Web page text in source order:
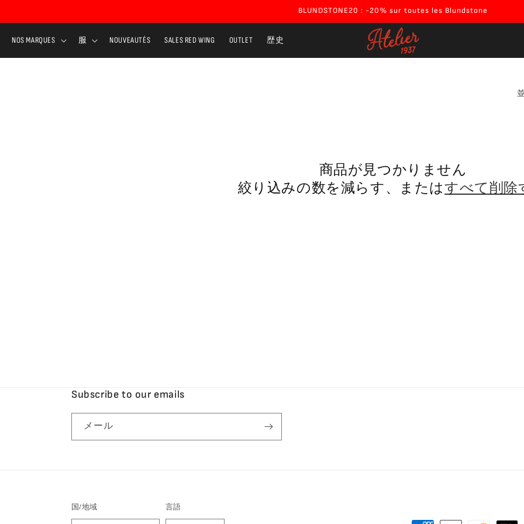
進む
BLUNDSTONE20 : -20% sur toutes les Blundstone
NOS MARQUES 服 NOUVEAUTÉS SALES RED WING OUTLET 歴史
商品が見つかりません
絞り込みの数を減らす、またはすべて削除
Subscribe to our emails
メール
国/地域 言語